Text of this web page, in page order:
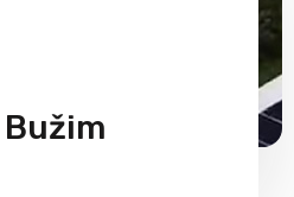
Bužim